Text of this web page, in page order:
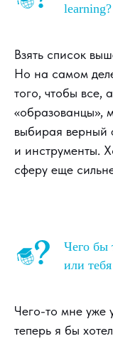
learning?
Взять список
Но на самом
того, чтобы все,
«образованцы»,
выбирая верный
и инструменты.
сферу еще
Чего бы
или
Чего-то мне уже
теперь я бы